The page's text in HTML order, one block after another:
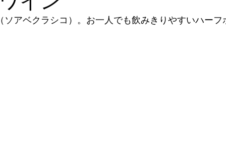
ソアベクラシコ）。お一人でも飲みきりやすいハーフ